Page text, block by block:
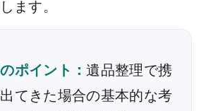
ます。
ポイント：遺品整理で携
てきた場合の基本的な考